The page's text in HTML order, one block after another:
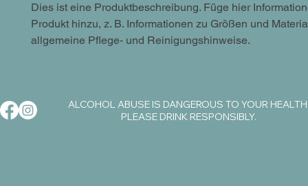
Dies ist eine Produktbeschreibung. Füge hier
Produkt hinzu, z. B. Informationen zu Größen und
allgemeine Pflege- und Reinigungshinweise.
ALCOHOL ABUSE IS DANGEROUS TO YOUR
PLEASE DRINK RESPONSIBLY.